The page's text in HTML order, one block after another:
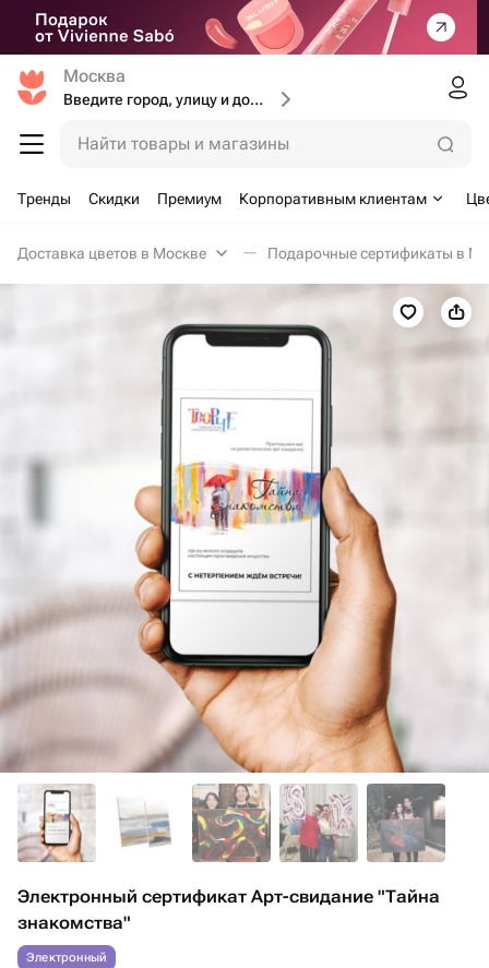
Москва
Введите город, улицу и дом доставки
Найти товары и магазины
Тренды Скидки Премиум Корпоративным клиентам
Доставка цветов в Москве Подарочные сертификаты в
Электронный сертификат Арт-свидание "Тайна
знакомства"
Электронный